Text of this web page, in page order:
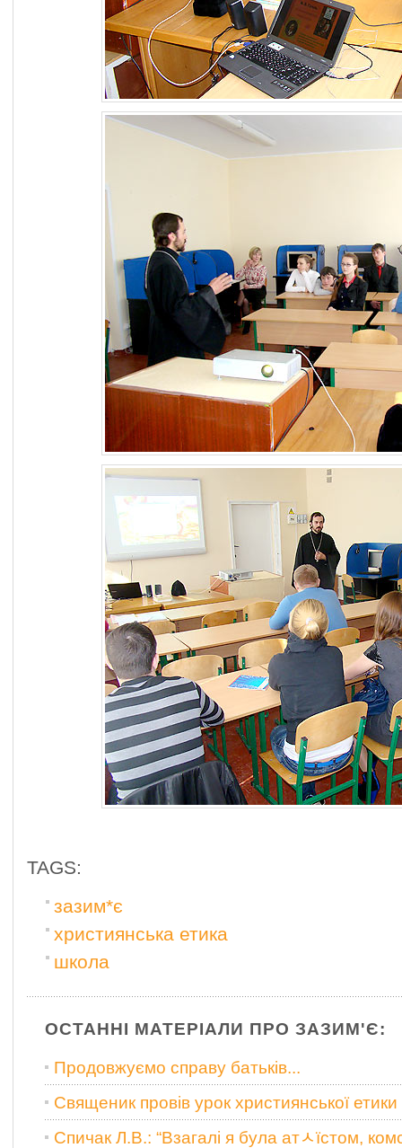
TAGS:
зазим*є
християнська етика
школа
ОСТАННІ МАТЕРІАЛИ ПРО ЗАЗИМ'Є:
Продовжуємо справу батьків...
Священик провів урок християнської етики
Спичак Л.В.: “Взагалі я була атﾵїстом,